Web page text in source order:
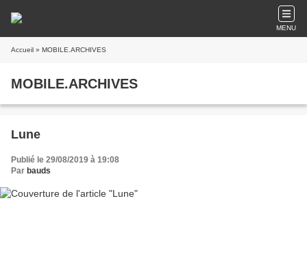
MENU
Accueil » MOBILE.ARCHIVES
MOBILE.ARCHIVES
Lune
Publié le 29/08/2019 à 19:08
Par bauds